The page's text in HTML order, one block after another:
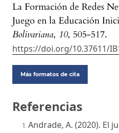
La Formación de Redes
Juego en la Educación
Bolivariana, 10, 505-517.
https://doi.org/10.37611/
Más formatos de cita
Referencias
Andrade, A. (2020). El